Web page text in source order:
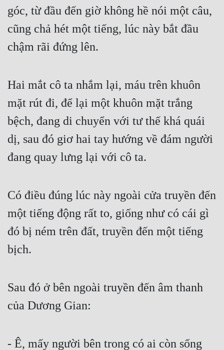
góc, từ đầu đến giờ không hề nói một câu,
cũng chả hét một tiếng, lúc này bắt đầu
chậm rãi đứng lên.
Hai mắt cô ta nhắm lại, máu trên khuôn
mặt rút đi, để lại một khuôn mặt trắng
bệch, đang di chuyển với tư thế khá quái
dị, sau đó giơ hai tay hướng về đám người
đang quay lưng lại với cô ta.
Có điều đúng lúc này ngoài cửa truyền đến
một tiếng động rất to, giống như có cái gì
đó bị ném trên đất, truyền đến một tiếng
bịch.
Sau đó ở bên ngoài truyền đến âm thanh
của Dương Gian:
- Ê, mấy người bên trong có ai còn sống